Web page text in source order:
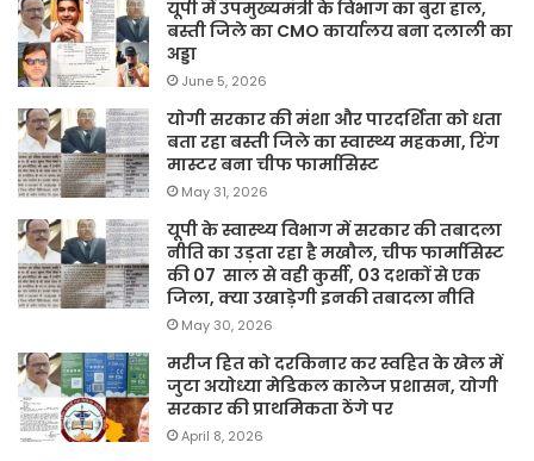
यूपी में उपमुख्यमंत्री के विभाग का बुरा हाल,
बस्ती जिले का CMO कार्यालय बना दलाली का
अड्डा
June 5, 2026
योगी सरकार की मंशा और पारदर्शिता को धता
बता रहा बस्ती जिले का स्वास्थ्य महकमा, रिंग
मास्टर बना चीफ फार्मासिस्ट
May 31, 2026
यूपी के स्वास्थ्य विभाग में सरकार की तबादला
नीति का उड़ता रहा है मखौल, चीफ फार्मासिस्ट
की 07 साल से वही कुर्सी, 03 दशकों से एक
जिला, क्या उखाड़ेगी इनकी तबादला नीति
May 30, 2026
मरीज हित को दरकिनार कर स्वहित के खेल में
जुटा अयोध्या मेडिकल कालेज प्रशासन, योगी
सरकार की प्राथमिकता ठेंगे पर
April 8, 2026